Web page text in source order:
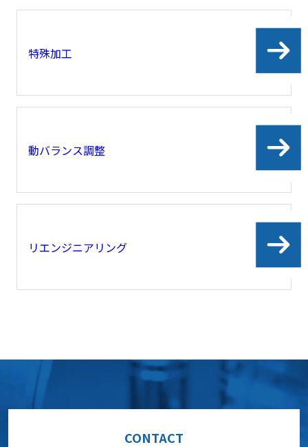
特殊加工
動バランス調整
リエンジニアリング
CONTACT